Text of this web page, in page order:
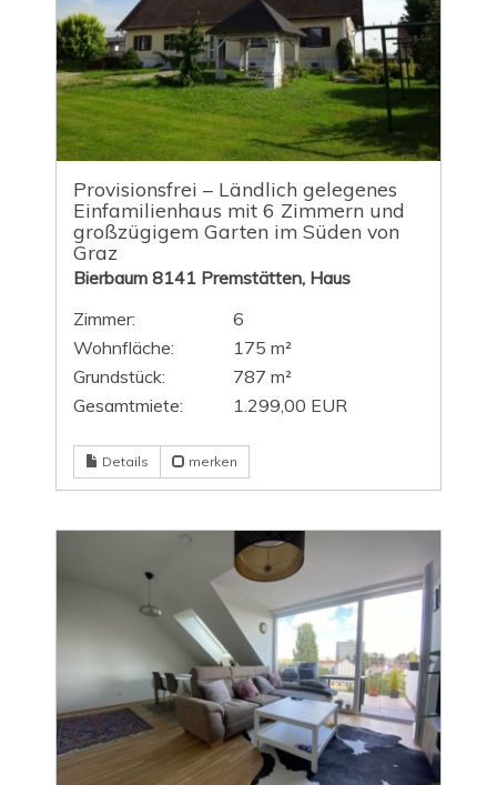
Provisionsfrei – Ländlich gelegenes
Einfamilienhaus mit 6 Zimmern und
großzügigem Garten im Süden von
Graz
Bierbaum 8141 Premstätten, Haus
Zimmer:
6
Wohnfläche:
175 m²
Grundstück:
787 m²
Gesamtmiete:
1.299,00 EUR
Details merken